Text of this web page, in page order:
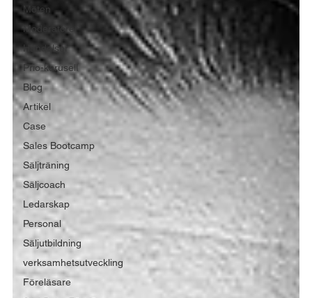
Möten
Moderatorer
Händelser
Prio-karusell
Blog
Artikel
Case
Sales Bootcamp
Säljträning
Säljcoach
Ledarskap
Personal
Säljutbildning
verksamhetsutveckling
Föreläsare